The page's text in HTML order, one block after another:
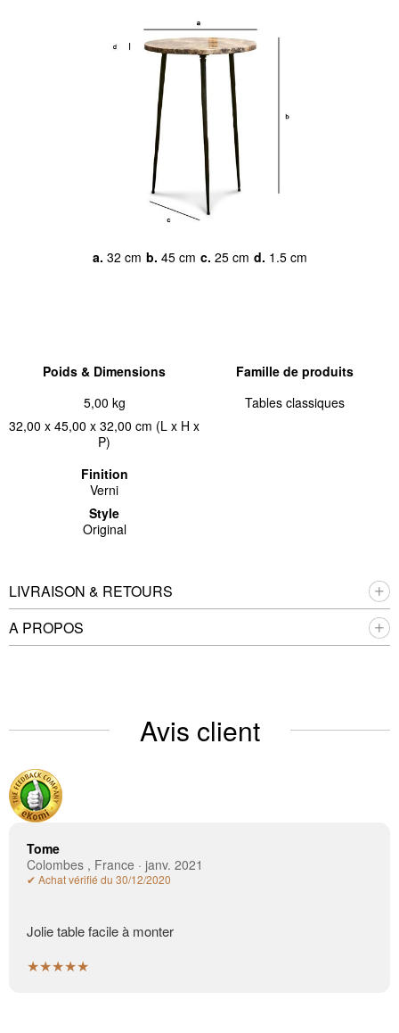
a. 32 cm b. 45 cm c. 25 cm d. 1.5 cm
Poids & Dimensions
5,00 kg
32,00 x 45,00 x 32,00 cm (L x H x
P)
Finition
Verni
Style
Original
Famille de produits
Tables classiques
LIVRAISON & RETOURS
A PROPOS
Avis client
Tome
Colombes , France · janv. 2021
✔ Achat vérifié du 30/12/2020
Jolie table facile à monter
★★★★★